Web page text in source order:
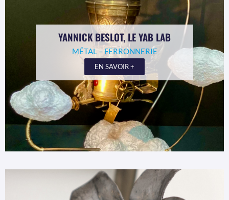
YANNICK BESLOT, LE YAB LAB
MÉTAL – FERRONNERIE
EN SAVOIR +